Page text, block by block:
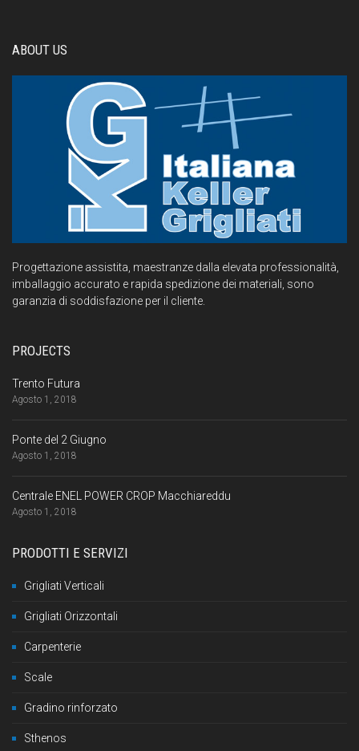
ABOUT US
Progettazione assistita, maestranze dalla elevata professionalità,
imballaggio accurato e rapida spedizione dei materiali, sono
garanzia di soddisfazione per il cliente.
PROJECTS
Trento Futura
Agosto 1, 2018
Ponte del 2 Giugno
Agosto 1, 2018
Centrale ENEL POWER CROP Macchiareddu
Agosto 1, 2018
PRODOTTI E SERVIZI
Grigliati Verticali
Grigliati Orizzontali
Carpenterie
Scale
Gradino rinforzato
Sthenos